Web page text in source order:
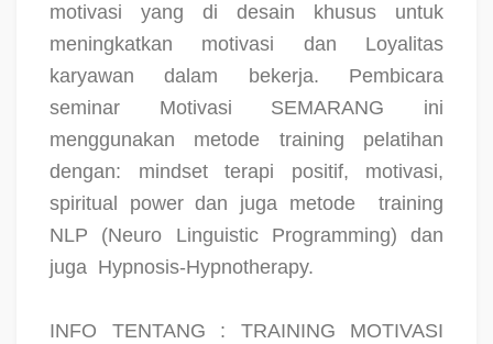
motivasi yang di desain khusus untuk
meningkatkan motivasi dan Loyalitas
karyawan dalam bekerja. Pembicara
seminar Motivasi SEMARANG ini
menggunakan metode training pelatihan
dengan: mindset terapi positif, motivasi,
spiritual power dan juga metode
training
NLP (Neuro Linguistic Programming) dan
juga Hypnosis-Hypnotherapy.
INFO TENTANG : TRAINING MOTIVASI